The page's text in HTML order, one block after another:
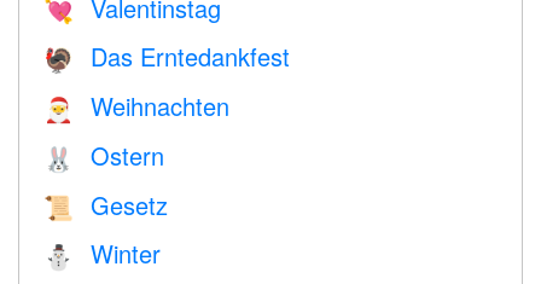
💘 Valentinstag
🦃 Das Erntedankfest
🎅 Weihnachten
🐰 Ostern
📜 Gesetz
⛄ Winter